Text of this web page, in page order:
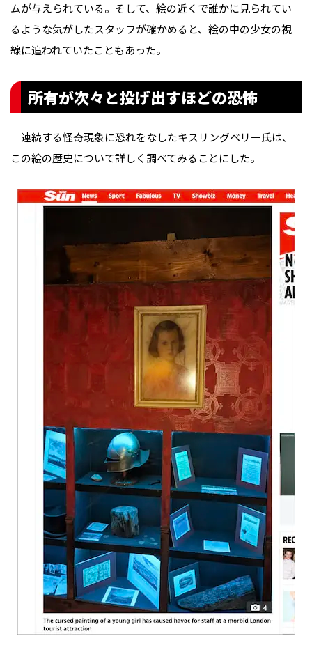
ムが与えられている。そして、絵の近くで誰かに見られてい
るような気がしたスタッフが確かめると、絵の中の少女の視
線に追われていたこともあった。
所有が次々と投げ出すほどの恐怖
連続する怪奇現象に恐れをなしたキスリングベリー氏は、
この絵の歴史について詳しく調べてみることにした。